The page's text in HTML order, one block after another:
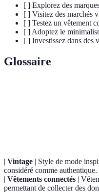
[ ] Explorez des
[ ] Visitez des marchés
[ ] Testez un vêtement
[ ] Adoptez le
[ ] Investissez dans des
Glossaire
| Vintage | Style de mode
considéré comme authentique.
| Vêtements connectés |
permettant de collecter des